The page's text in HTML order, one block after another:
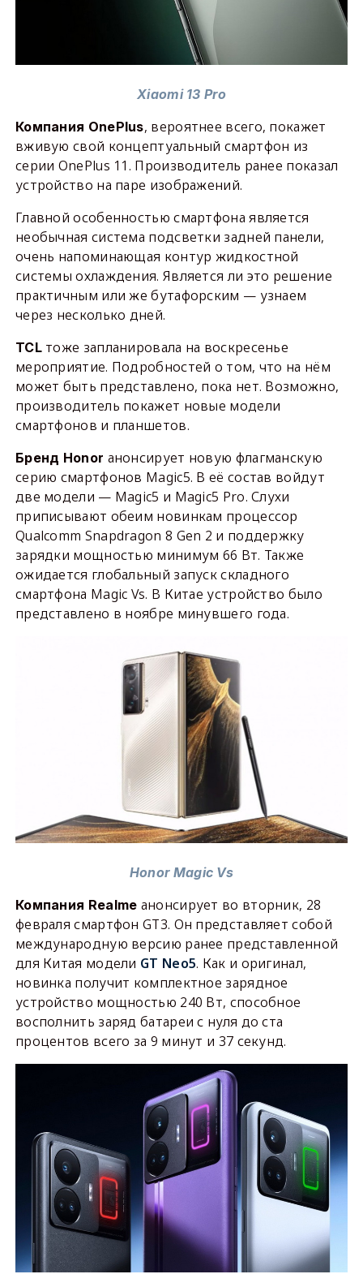
Xiaomi 13 Pro
Компания OnePlus, вероятнее всего, покажет
вживую свой концептуальный смартфон из
серии OnePlus 11. Производитель ранее показал
устройство на паре изображений.
Главной особенностью смартфона является
необычная система подсветки задней панели,
очень напоминающая контур жидкостной
системы охлаждения. Является ли это решение
практичным или же бутафорским — узнаем
через несколько дней.
TCLтоже запланировала на воскресенье
мероприятие. Подробностей о том, что на нём
может быть представлено, пока нет. Возможно,
производитель покажет новые модели
смартфонов и планшетов.
Бренд Honor анонсирует новую флагманскую
серию смартфонов Magic5. В её состав войдут
две модели — Magic5 и Magic5 Pro. Слухи
приписывают обеим новинкам процессор
Qualcomm Snapdragon 8 Gen 2 и поддержку
зарядки мощностью минимум 66 Вт. Также
ожидается глобальный запуск складного
смартфона Magic Vs. В Китае устройство было
представлено в ноябре минувшего года.
Honor Magic Vs
Компания Realme анонсирует во вторник, 28
февраля смартфон GT3. Он представляет собой
международную версию ранее представленной
для Китая модели GT Neo5. Как и оригинал,
новинка получит комплектное зарядное
устройство мощностью 240 Вт, способное
восполнить заряд батареи с нуля до ста
процентов всего за 9 минут и 37 секунд.